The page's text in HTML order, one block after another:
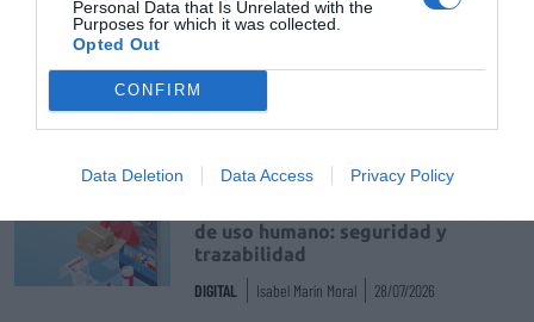
Personal Data that Is Unrelated with the
Purposes for which it was collected.
Opted Out
CONFIRM
Data Deletion Data Access Privacy Policy
Diabetes fede Andoni Lorenzo
Jesús Aguilar
de uso humano: seguridad y
trazabilidad
DIGITAL Isabel Marín Moral 28/07/2026